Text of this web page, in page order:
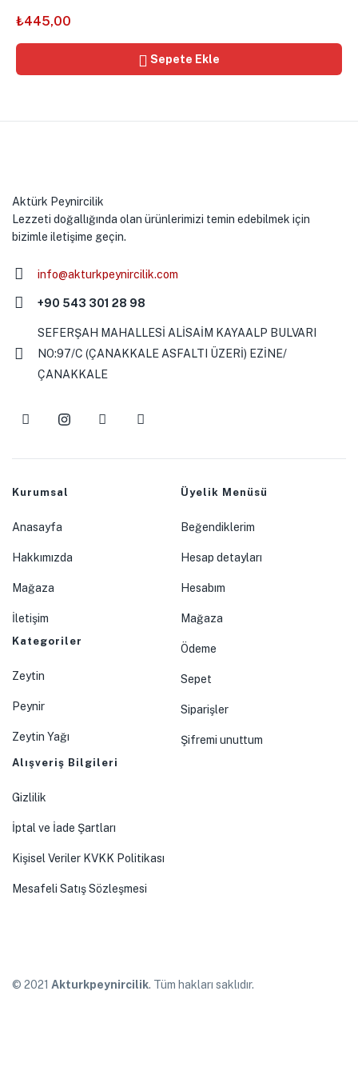
₺445,00
Sepete Ekle
Aktürk Peynircilik
Lezzeti doğallığında olan ürünlerimizi temin edebilmek için
bizimle iletişime geçin.
info@akturkpeynircilik.com
+90 543 301 28 98
SEFERŞAH MAHALLESİ ALİSAİM KAYAALP BULVARI
NO:97/C (ÇANAKKALE ASFALTI ÜZERİ) EZİNE/
ÇANAKKALE
Kurumsal
Anasayfa
Hakkımızda
Mağaza
İletişim
Kategoriler
Zeytin
Peynir
Zeytin Yağı
Üyelik Menüsü
Beğendiklerim
Hesap detayları
Hesabım
Mağaza
Ödeme
Sepet
Siparişler
Şifremi unuttum
Alışveriş Bilgileri
Gizlilik
İptal ve İade Şartları
Kişisel Veriler KVKK Politikası
Mesafeli Satış Sözleşmesi
© 2021 Akturkpeynircilik. Tüm hakları saklıdır.